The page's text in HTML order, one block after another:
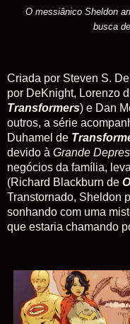
O messiânico Sheldon
busca
Criada por Steven S.
por DeKnight, Lorenzo
Transformers) e Dan
outros, a série
Duhamel de
devido à Grande
negócios da família,
(Richard Blackburn de
Transtornado, Sheldon
sonhando com uma
que estaria chamando